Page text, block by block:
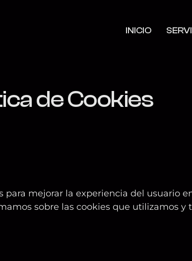
INICIO
de Cookies
para mejorar la experiencia del usuario
sobre las cookies que utilizamos y